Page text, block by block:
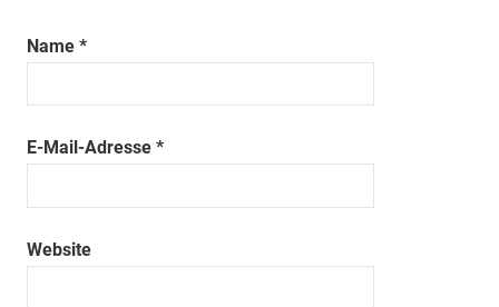
Name *
E-Mail-Adresse *
Website